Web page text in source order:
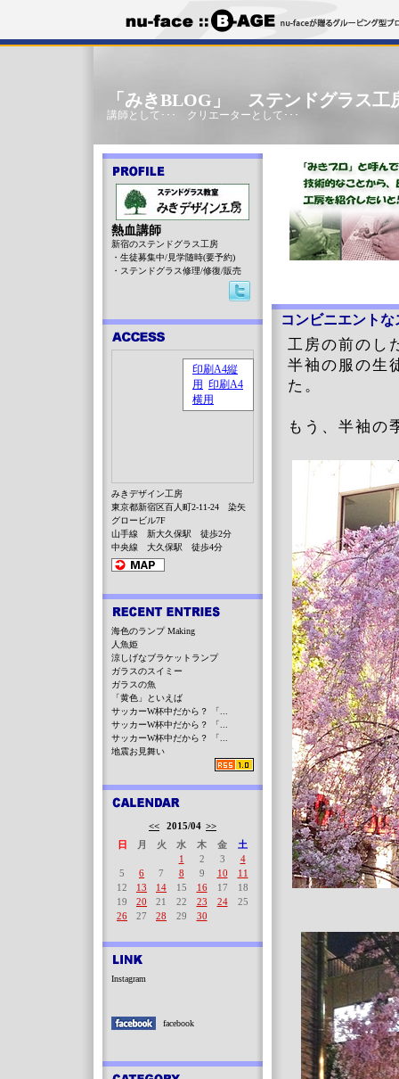
「みきBLOG」 ステンドグラス工
講師として･･･ クリエーターとして･･･
コンビニエント
工房の前のし
半袖の服の生
た。
もう、半袖の
熱血講師
新宿のステンドグラス工房
・生徒募集中/見学随時(要予約)
・ステンドグラス修理/修復/販売
みきデザイン工房
東京都新宿区百人町2-11-24 染矢
グロービル7F
山手線 新大久保駅 徒歩2分
中央線 大久保駅 徒歩4分
海色のランプ Making
人魚姫
涼しげなブラケットランプ
ガラスのスイミー
ガラスの魚
「黄色」といえば
サッカーW杯中だから？ 「...
サッカーW杯中だから？ 「...
サッカーW杯中だから？ 「...
地震お見舞い
<< 2015/04 >>
日
月 火 水 木 金
土
1
2 3
4
5
6 7 8 9 10
11
12
13 14 15 16 17
18
19
20 21 22 23 24
25
26
27 28 29 30
Instagram
facebook